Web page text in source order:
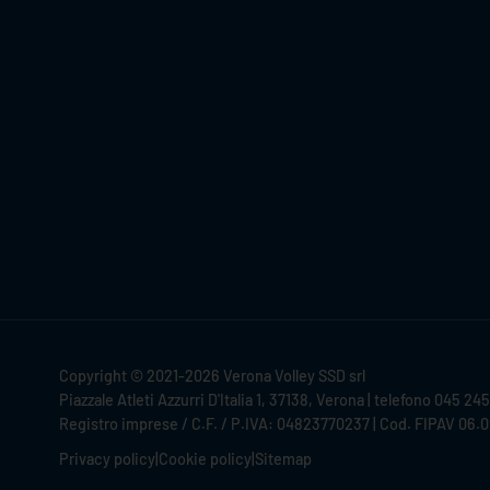
Copyright © 2021-2026 Verona Volley SSD srl
Piazzale Atleti Azzurri D'Italia 1, 37138, Verona | telefono 045
Registro imprese / C.F. / P.IVA: 04823770237 | Cod. FIPAV
Privacy policy Cookie policy Sitemap